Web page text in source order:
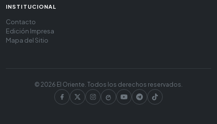
INSTITUCIONAL
Contacto
Edición Impresa
Mapa del Sitio
© 2026 El Oriente. Todos los derechos reservados.